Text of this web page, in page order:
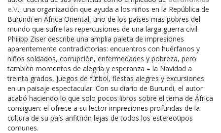
e.V., una organización que ayuda a los niños en la República de
Burundi en África Oriental, uno de los países mas pobres del
mundo que sufre las repercusiones de una larga guerra civil.
Philipp Ziser describe una amplia paleta de impresiones
aparentemente contradictorias: encuentros con huérfanos y
niños soldados, corrupción, enfermedades y pobreza, pero
también momentos de alegría y esperanza – la Navidad a
treinta grados, juegos de fútbol, fiestas alegres y excursiones
en un paisaje espectacular. Con su diario de Burundi, el autor
acabó haciendo lo que solo pocos libros sobre el tema de África
consiguen: el ofrece a su lector impresiones profundas de la
cultura de su país anfitrión lejas de todos los estereotipos
comunes.